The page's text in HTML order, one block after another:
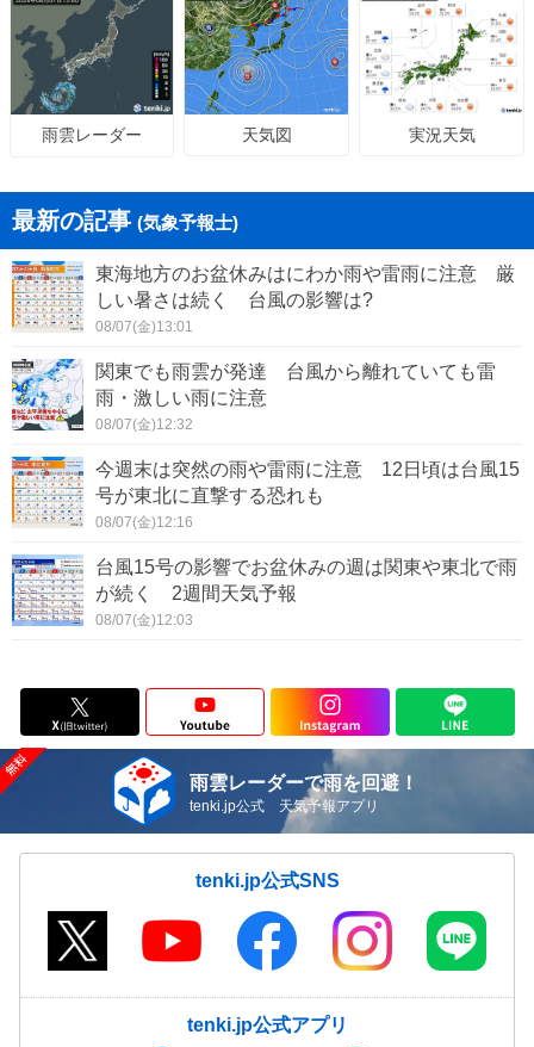
雨雲レーダー 天気図 実況天気
最新の記事 (気象予報士)
東海地方のお盆休みはにわか雨や雷雨に注意 厳
しい暑さは続く 台風の影響は?
08/07(金)13:01
関東でも雨雲が発達 台風から離れていても雷
雨・激しい雨に注意
08/07(金)12:32
今週末は突然の雨や雷雨に注意 12日頃は台風15
号が東北に直撃する恐れも
08/07(金)12:16
台風15号の影響でお盆休みの週は関東や東北で雨
が続く 2週間天気予報
08/07(金)12:03
雨雲レーダーで雨を回避！
tenki.jp公式 天気予報アプリ
tenki.jp公式SNS
tenki.jp公式アプリ